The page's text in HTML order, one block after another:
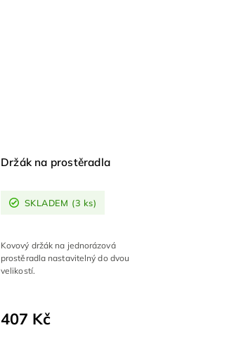
Držák na prostěradla
SKLADEM (3 ks)
407 Kč
Kovový držák na jednorázová
prostěradla nastavitelný do dvou
velikostí.